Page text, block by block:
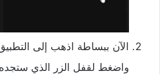
الآن ببساطة اذهب إلى
واضغط لقفل الزر الذي ستجده